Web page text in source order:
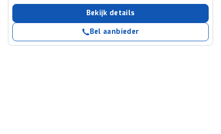
Bekijk details
Bel aanbieder